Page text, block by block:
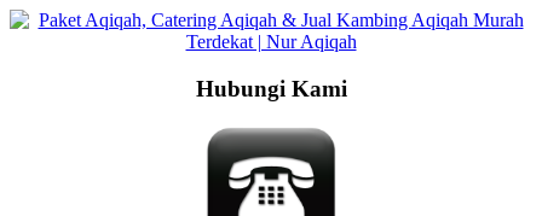
Langsung
Hubungi Kami